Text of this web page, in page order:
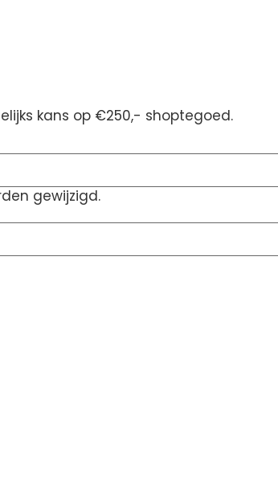
kans op €250,- shoptegoed.
gewijzigd.